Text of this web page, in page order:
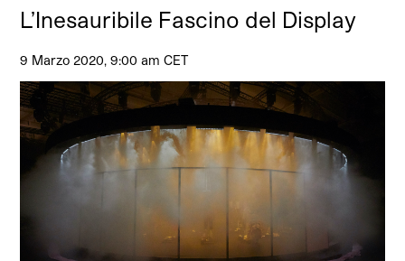
L’Inesauribile Fascino del Display
9 Marzo 2020, 9:00 am CET